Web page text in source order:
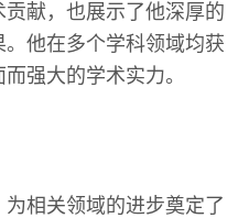
献，也展示了他深厚的
他在多个学科领域均获
强大的学术实力。
相关领域的进步奠定了